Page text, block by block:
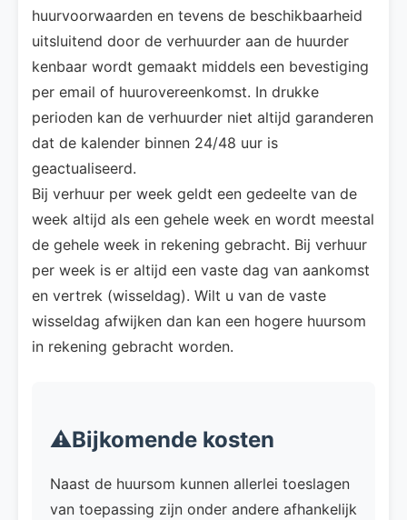
huurvoorwaarden en tevens de beschikbaarheid
uitsluitend door de verhuurder aan de huurder
kenbaar wordt gemaakt middels een bevestiging
per email of huurovereenkomst. In drukke
perioden kan de verhuurder niet altijd garanderen
dat de kalender binnen 24/48 uur is
geactualiseerd.
Bij verhuur per week geldt een gedeelte van de
week altijd als een gehele week en wordt meestal
de gehele week in rekening gebracht. Bij verhuur
per week is er altijd een vaste dag van aankomst
en vertrek (wisseldag). Wilt u van de vaste
wisseldag afwijken dan kan een hogere huursom
in rekening gebracht worden.
⚠️Bijkomende kosten
Naast de huursom kunnen allerlei toeslagen
van toepassing zijn onder andere afhankelijk